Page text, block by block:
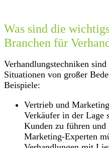
Was sind die
Branchen für
Verhandlungstechniken
Situationen von großer
Beispiele:
Vertrieb und
Verkäufer in der Lage
Kunden zu führen und
Marketing-Experten